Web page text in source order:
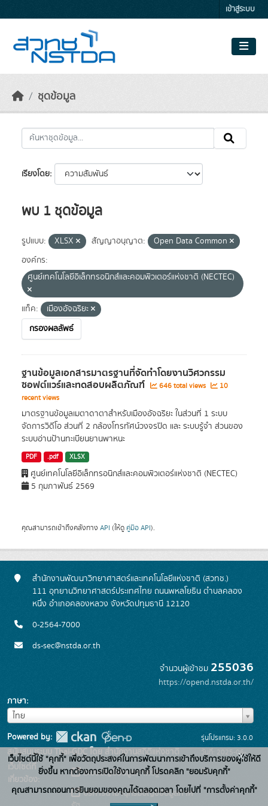
เข้าสู่ระบบ
ชุดข้อมูล
เรียงโดย
พบ 1 ชุดข้อมูล
รูปแบบ: XLSX สัญญาอนุญาต:
Open Data Common
องค์กร:
ศูนย์เทคโนโลยีอิเล็กทรอนิกส์และคอมพิวเตอร์แห่งชาติ (NECTEC)
แท็ค:
เมืองอัจฉริยะ
กรองผลลัพธ์
ฐานข้อมูลเอกสารมาตรฐานที่จัดทำโดยงานวิศวกรรม
ซอฟต์แวร์และทดสอบผลิตภัณฑ์ 646 total views
10
recent views
มาตรฐานข้อมูลเมตาดาตาสำหรับเมืองอัจฉริยะ ในส่วนที่ 1 ระบบ
จัดการวิดีโอ ส่วนที่ 2 กล้องโทรทัศน์วงจรปิด และ ระบบรู้จำ ส่วนของ
ระบบอ่านป้านทะเบียนยานพาหนะ
PDF .pdf XLSX
ศูนย์เทคโนโลยีอิเล็กทรอนิกส์และคอมพิวเตอร์แห่งชาติ (NECTEC)
5 กุมภาพันธ์ 2569
คุณสามารถเข้าถึงคลังทาง API (ให้ดู คู่มือ API).
สำนักงานพัฒนาวิทยาศาสตร์และเทคโนโลยีแห่งชาติ (สวทช.)
111 อุทยานวิทยาศาสตร์ประเทศไทย ถนนพหลโยธิน ตำบลคลอง
หนึ่ง อำเภอคลองหลวง จังหวัดปทุมธานี 12120
0-2564-7000
ds-sec@nstda.or.th
จำนวนผู้เข้าชม 255036
https://opend.nstda.or.th/
ภาษา
ไทย
ภาษา
Powered by:
สนับสนุนระบบ Thai-GDC โดย สำนักงานสถิติแห่งชาติ
เว็บไซต์ที่
เกี่ยวข้อง:
ระบบบัญชีข้อมูลภาครัฐ
บริการนามานุกรมบัญชีข้อมูลภาค
รุ่นโปรแกรม: 3.0.0
วันที่: 2025-06-
26
เว็บไซต์นี้ใช้ "คุกกี้" เพื่อวัตถุประสงค์ในการพัฒนาการเข้าถึงบริการของผู้ใช้ให้ดี
ยิ่งขึ้น หากต้องการเปิดใช้งานคุกกี้ โปรดคลิก "ยอมรับคุกกี้"
คุณสามารถถอนการยินยอมของคุณได้ตลอดเวลา โดยไปที่ "การตั้งค่าคุกกี้"
x